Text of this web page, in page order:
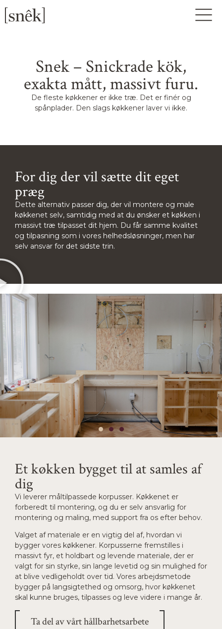
Snek – Snickrade kök,
exakta mått, massivt furu.
De fleste køkkener er ikke træ. Det er finér og
spånplader. Den slags køkkener laver vi ikke.
For dig der vil sætte dit eget
præg
Dette alternativ passer dig, der vil montere og male
køkkenet selv, samtidig med at du ønsker et køkken i
massivt træ tilpasset dit hjem. Du får samme kvalitet
og tilpasning som i vores helhedsløsninger, men har
selv ansvar for det sidste trin.
Et køkken bygget til at samles af
dig
Vi leverer måltilpassede korpusser. Køkkenet er
forberedt til montering, og du er selv ansvarlig for
montering og maling, med support fra os efter behov.
Valget af materiale er en vigtig del af, hvordan vi
bygger vores køkkener. Korpusserne fremstilles i
massivt fyr, et holdbart og levende materiale, der er
valgt for sin styrke, sin lange levetid og sin mulighed for
at blive vedligeholdt over tid. Vores arbejdsmetode
bygger på langsigtethed og omsorg, hvor køkkenet
skal kunne bruges, tilpasses og leve videre i mange år.
Ta del av vårt hållbarhetsarbete